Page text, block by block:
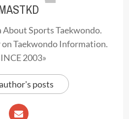
Sports Taekwondo.
Taekwondo Information.
2003»
posts